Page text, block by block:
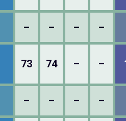
– – – –
73 74 – –
– – – –